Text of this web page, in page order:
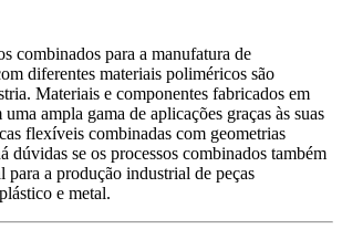
combinados para a manufatura de
diferentes materiais poliméricos são
Materiais e componentes fabricados em
ampla gama de aplicações graças às suas
flexíveis combinadas com geometrias
dúvidas se os processos combinados também
para a produção industrial de peças
e metal.